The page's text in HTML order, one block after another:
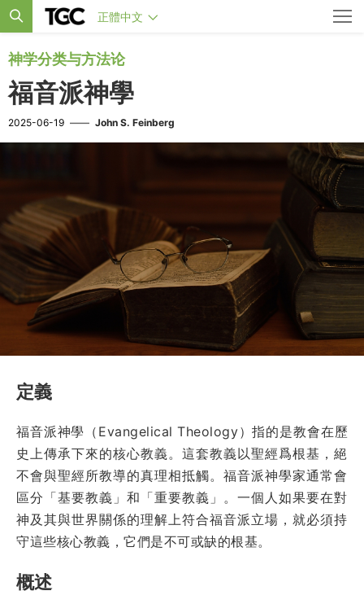
正體中文
神学分类与方法论
福音派神學
2025-06-19 —— John S. Feinberg
定義
福音派神學（Evangelical Theology）指的是教會在歷
史上傳承下來的核心教義。這套教義以聖經爲根基，絕
不會與聖經所教導的真理相抵觸。福音派神學家通常會
區分「基要教義」和「重要教義」。一個人如果要在對
神及其與世界關係的理解上符合福音派立場，就必須持
守這些核心教義，它們是不可或缺的根基。
概述